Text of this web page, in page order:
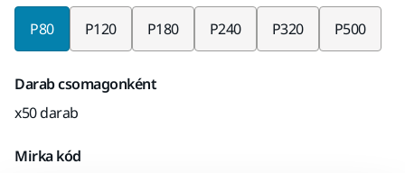
P80 P120 P180 P240 P320 P500
Darab csomagonként
x50 darab
Mirka kód